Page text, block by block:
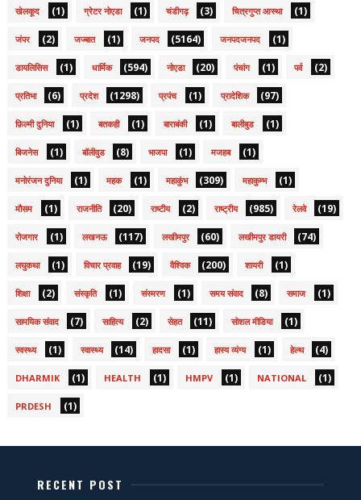
खेलकूद (1) ग्रेटर नोएडा (1) चंडीगढ़ (3) चित्रगुप्त आस्था (1)
जंपर (2) जज्बात (1) जनपद (5164) जनपदजनपद (1)
डायलिसिस (1) धार्मिक (594) नोएडा (20) पंचांग (1) पर्व (2)
प्रतिभा (6) प्रदेश (1298) प्रपंच (1) प्रादेशिक (97)
फ़िल्मी दुनिया (1) बतकही (1) बाराबंकी (1) बालीबुड (1)
बिजनेस (1) बॉलीवुड (8) भाजपा (1) मजहब (1)
मनोरंजन दुनिया (1) महक (1) महाकुंभ (309) महाकुम्भ (1)
मौसम (1) राजनीति (20) राष्टीय (2) राष्ट्रीय (985) रेलवे (19)
रोजगार (1) लखनऊ (117) लखीमपुर (60) लखीमपुर डायरी (74)
लघुकथा (1) विचार प्रवाह (19) वैश्विक (200) शायरी (1)
शिक्षा (2) संस्कृति (1) संस्मरण (1) समय संवाद (8) समाज (1)
सामयिक संवाद (7) साहित्य (2) सेहत (11) सोशल मीडिया (1)
स्वस्थ्य (1) स्वास्थ्य (14) हादसा (1) हास्य व्यंग्य (1) हेल्थ (4)
DHARMIK (1) HEALTH (1) HMPV (1) NATIONAL (1)
PRDESH (1)
RECENT POST